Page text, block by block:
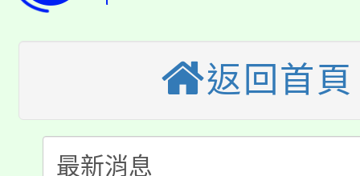
車」活動
桃園市115學年度學生
生本土語及新住民語歌
公告本校115學年度第
代理(課)教師甄選結果(
公告本校115學年度第
代理(課)教師甄選結果(
轉知中國文化大學推廣
返回首頁